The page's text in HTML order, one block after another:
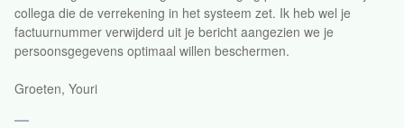
collega die de verrekening in het systeem zet. Ik heb wel je
factuurnummer verwijderd uit je bericht aangezien we je
persoonsgegevens optimaal willen beschermen.
Groeten, Youri